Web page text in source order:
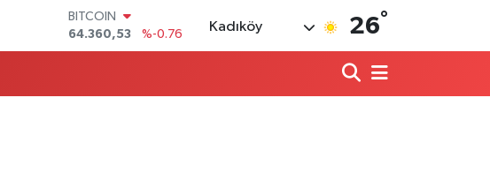
BITCOIN
64.360,53
%-0.76
DOLAR
Kadıköy 26°